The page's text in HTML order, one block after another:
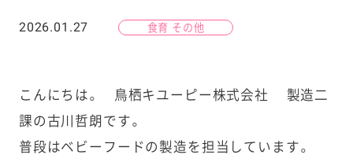
2026.01.27 食育 その他
こんにちは。 鳥栖キユーピー株式会社 製造二
課の古川哲朗です。
普段はベビーフードの製造を担当しています。